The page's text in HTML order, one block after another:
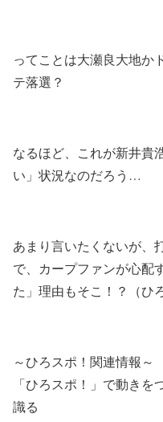
ってことは大瀬良大地か
テ落選？
なるほど、これが新井貴
い」状況なのだろう…
あまり言いたくないが、
で、カープファンが心配
た」理由もそこ！？（ひ
～ひろスポ！関連情報～
「ひろスポ！」で動きを
識る